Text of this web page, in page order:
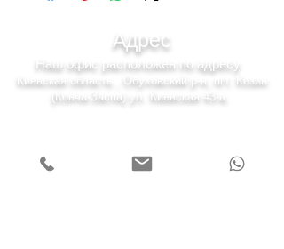
Адрес
Наш офис расположен по адресу
Киевская область , Обуховский р-н, пгт. Козин
(Конча-Заспа) ул. Киевская 43-а.